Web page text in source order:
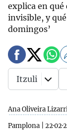
explica en qué
invisible, y
domingos’
Ana Oliveira
Pamplona
Itzuli